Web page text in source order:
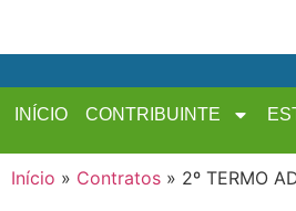
INÍCIO CONTRIBUINTE
Início » Contratos » 2º TERMO